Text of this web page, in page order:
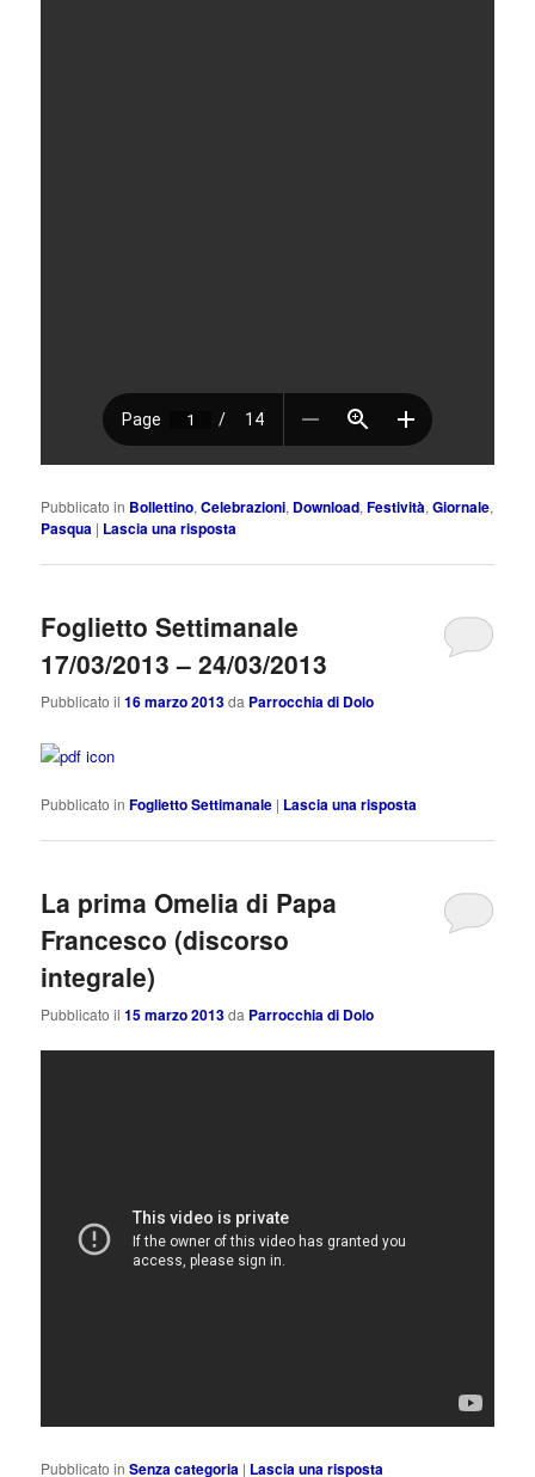
Pubblicato in Bollettino,Celebrazioni, Download,Festività,Giornale,
Pasqua | Lascia una risposta
Foglietto Settimanale
17/03/2013 – 24/03/2013
Pubblicato il16 marzo 2013da Parrocchia di Dolo
Pubblicato in Foglietto Settimanale | Lascia una risposta
La prima Omelia di Papa
Francesco (discorso
integrale)
Pubblicato il15 marzo 2013da Parrocchia di Dolo
Pubblicato in Senza categoria | Lascia una risposta